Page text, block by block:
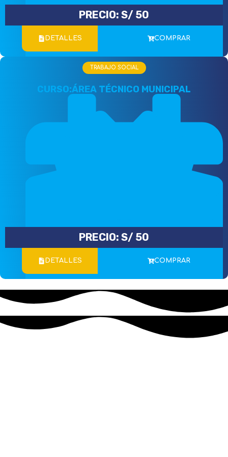
Incluye Certificado Digital
PRECIO: S/ 50
DETALLES COMPRAR
TRABAJO SOCIAL
CURSO:ÁREA TÉCNICO MUNICIPAL
Incluye Certificado Digital
PRECIO: S/ 50
DETALLES COMPRAR